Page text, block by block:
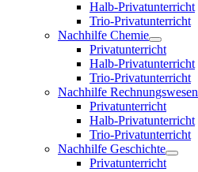
Halb-Privatunterricht
Trio-Privatunterricht
Nachhilfe Chemie
Privatunterricht
Halb-Privatunterricht
Trio-Privatunterricht
Nachhilfe Rechnungswesen
Privatunterricht
Halb-Privatunterricht
Trio-Privatunterricht
Nachhilfe Geschichte
Privatunterricht